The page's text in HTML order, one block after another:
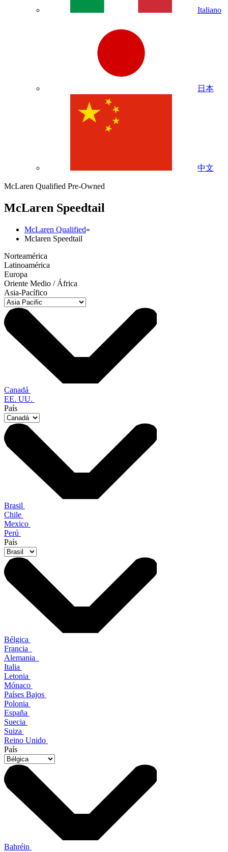
Italiano
日本
中文
McLaren Qualified Pre-Owned
McLaren Speedtail
McLaren Qualified»
Mclaren Speedtail
Norteamérica
Latinoamérica
Europa
Oriente Medio / África
Asia-Pacífico
Canadá
EE. UU.
País
Brasil
Chile
Mexico
Perú
País
Bélgica
Francia
Alemania
Italia
Letonia
Mónaco
Países Bajos
Polonia
España
Suecia
Suiza
Reino Unido
País
Bahréin